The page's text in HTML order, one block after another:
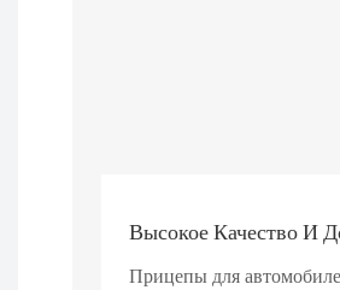
Высокое Качество И
Прицепы для